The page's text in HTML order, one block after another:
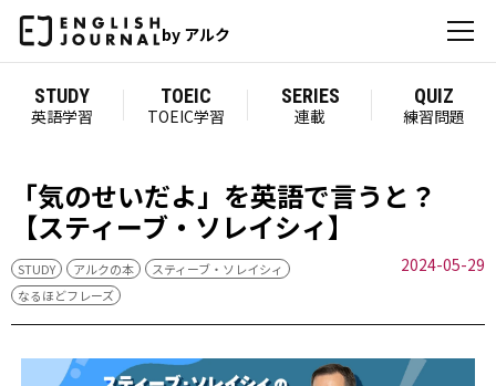
by アルク
STUDY
英語学習
TOEIC
TOEIC学習
SERIES
連載
QUIZ
練習問題
「気のせいだよ」を英語で言うと？
【スティーブ・ソレイシィ】
STUDY アルクの本
スティーブ・ソレイシィ
なるほどフレーズ
2024-05-29